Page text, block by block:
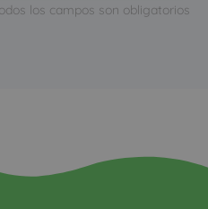
los campos son obligatorios